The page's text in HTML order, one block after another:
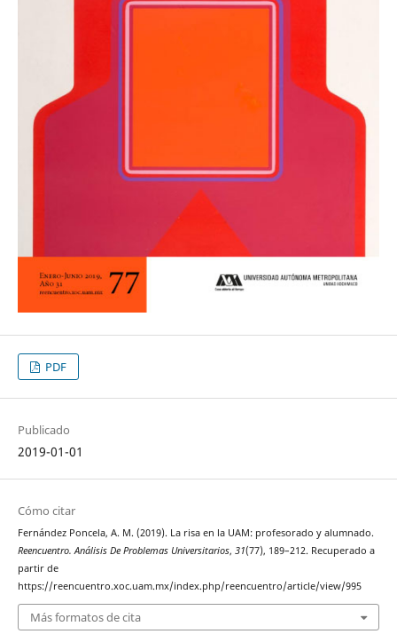
PDF
Publicado
2019-01-01
Cómo citar
Fernández Poncela, A. M. (2019). La risa en la UAM: profesorado y alumnado.
Reencuentro. Análisis De Problemas Universitarios, 31(77), 189–212. Recuperado a
partir de
https://reencuentro.xoc.uam.mx/index.php/reencuentro/article/view/995
Más formatos de cita